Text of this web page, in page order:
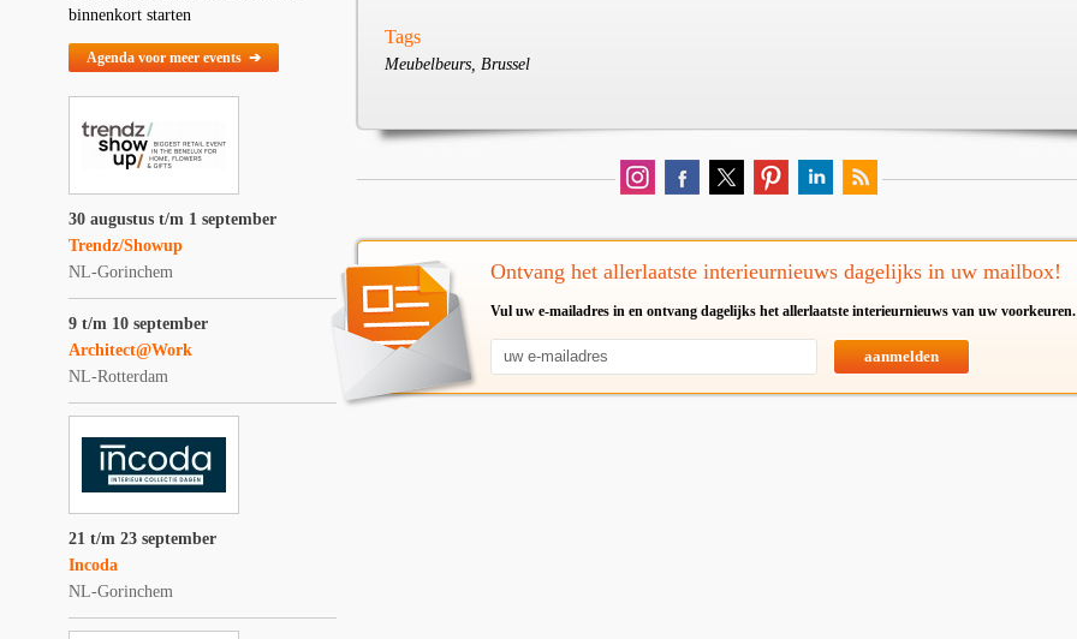
binnenkort starten
Agenda voor meer events ➔
30 augustus t/m 1 september
Trendz/Showup
NL-Gorinchem
9 t/m 10 september
Architect@Work
NL-Rotterdam
21 t/m 23 september
Incoda
NL-Gorinchem
Tags
Meubelbeurs, Brussel
Ontvang het allerlaatste interieurnieuws dagelijks in uw mailbox!
Vul uw e-mailadres in en ontvang dagelijks het allerlaatste interieurnieuws van uw voorkeuren.
aanmelden